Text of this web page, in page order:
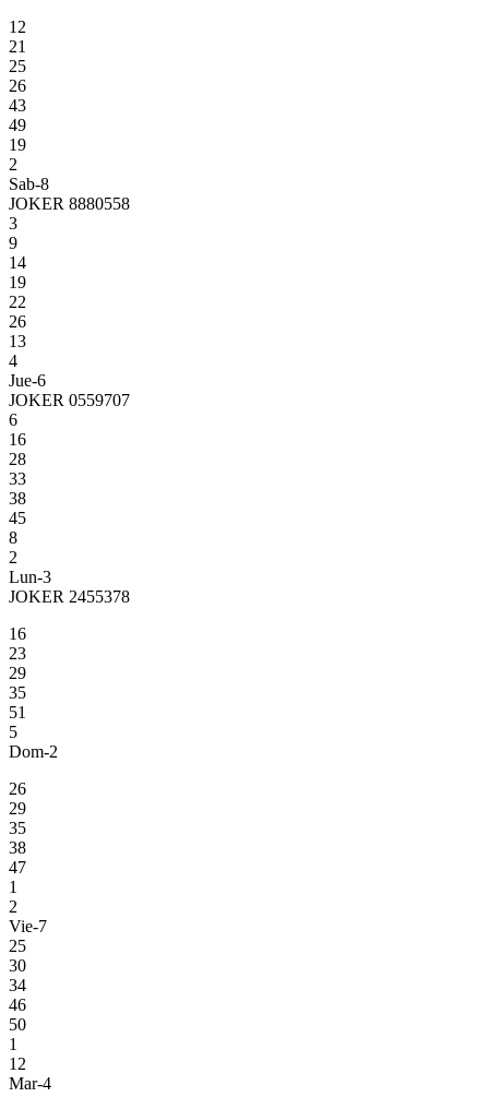
12
21
25
26
43
49
19
2
Sab-8
JOKER 8880558
3
9
14
19
22
26
13
4
Jue-6
JOKER 0559707
6
16
28
33
38
45
8
2
Lun-3
JOKER 2455378
16
23
29
35
51
5
Dom-2
26
29
35
38
47
1
2
Vie-7
25
30
34
46
50
1
12
Mar-4